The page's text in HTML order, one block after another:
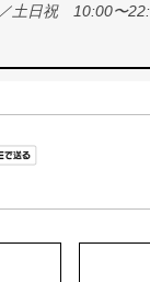
土日祝 10:00〜
＜ クレーム